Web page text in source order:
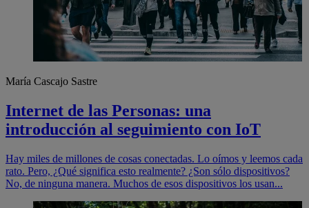
María Cascajo Sastre
Internet de las Personas: una
introducción al seguimiento con IoT
Hay miles de millones de cosas conectadas. Lo oímos y leemos cada
rato. Pero, ¿Qué significa esto realmente? ¿Son sólo dispositivos?
No, de ninguna manera. Muchos de esos dispositivos los usan...